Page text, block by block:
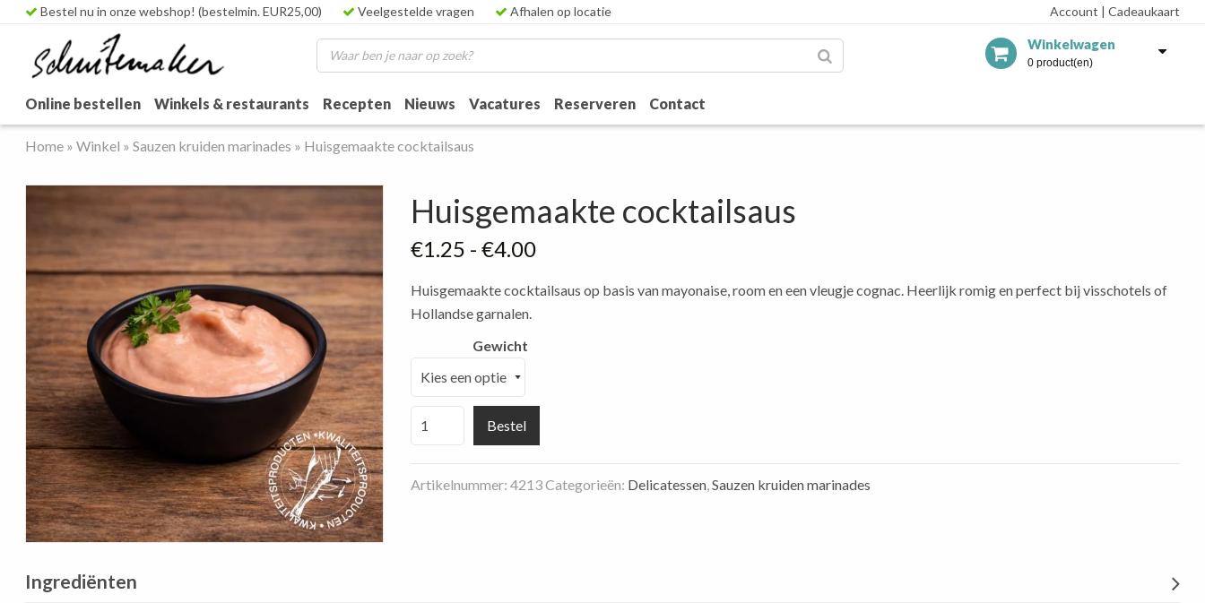
Bestel nu in onze webshop! (bestelmin. EUR25,00) Veelgestelde vragen Afhalen op locatie Account | Cadeaukaart
Winkelwagen
0 product(en)
Online bestellen Winkels & restaurants Recepten Nieuws Vacatures Reserveren Contact
Home »Winkel »Sauzen kruiden marinades » Huisgemaakte cocktailsaus
Huisgemaakte cocktailsaus
€1.25 - €4.00Prijsklasse:
tot
Huisgemaakte cocktailsaus op basis van mayonaise, room en een vleugje cognac. Heerlijk romig en perfect bij visschotels of
Hollandse garnalen.
Gewicht
Bestel
Artikelnummer:4213Categorieën: Delicatessen,Sauzen kruiden marinades
Ingrediënten